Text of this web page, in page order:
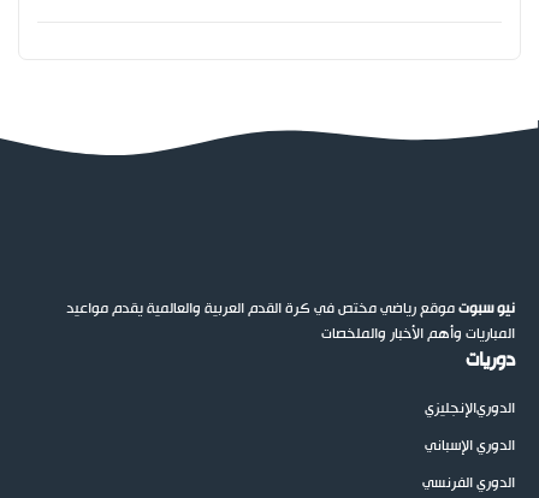
نيو سبوتموقع رياضي مختص في كرة القدم العربية والعالمية يقدم مواعيد
المباريات وأهم الأخبار والملخصات
دوريات
الدوريالإنجليزي
الدوري الإسباني
الدوري الفرنسي